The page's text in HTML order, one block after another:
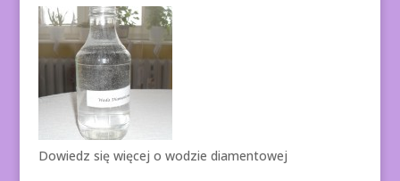
Dowiedz się więcej o wodzie diamentowej